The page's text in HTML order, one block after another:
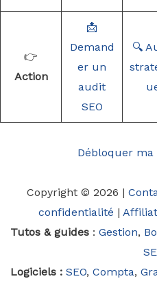
👉
Action
📩
Demand
er un
audit
SEO
🔍
Débloquer ma
Copyright © 2026 |
confidentialité |
Tutos & guides : Gestion,
Logiciels : SEO, Compta,